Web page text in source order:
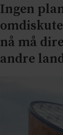
Ingen
nå må
andre